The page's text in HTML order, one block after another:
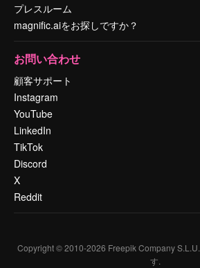
プレスルーム
magnific.aiをお探しですか？
お問い合わせ
顧客サポート
Instagram
YouTube
LinkedIn
TikTok
Discord
X
Reddit
Copyright © 2010-2026 Freepik Company S.L.U.
す.